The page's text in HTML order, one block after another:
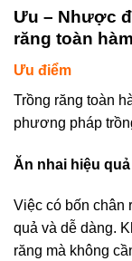
Ưu – Nhược
răng toàn hàm
Ưu điểm
Trồng răng toàn
phương pháp
Ăn nhai hiệu
Việc có bốn chân
quả và dễ dàng.
răng mà không